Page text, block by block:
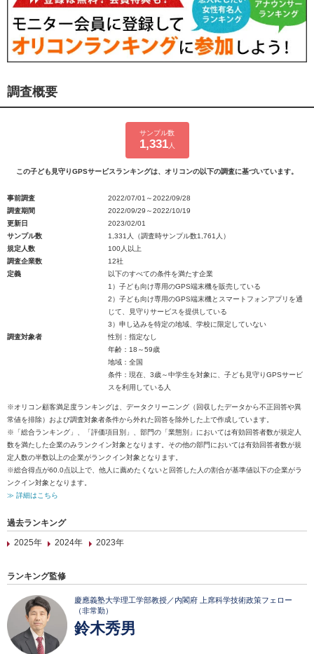
調査概要
サンプル数
1,331人
この子ども見守りGPSサービスランキングは、オリコンの以下の調査に基づいています。
事前調査
2022/07/01～2022/09/28
調査期間
2022/09/29～2022/10/19
更新日
2023/02/01
サンプル数
1,331人（調査時サンプル数1,761人）
規定人数
100人以上
調査企業数
12社
定義
以下のすべての条件を満たす企業
1）子ども向け専用のGPS端末機を販売している
2）子ども向け専用のGPS端末機とスマートフォンアプリを通
じて、見守りサービスを提供している
3）申し込みを特定の地域、学校に限定していない
調査対象者
性別：指定なし
年齢：18～59歳
地域：全国
条件：現在、3歳～中学生を対象に、子ども見守りGPSサービ
スを利用している人
※オリコン顧客満足度ランキングは、データクリーニング（回収したデータから不正回答や異
常値を排除）および調査対象者条件から外れた回答を除外した上で作成しています。
※「総合ランキング」、「評価項目別」、部門の「業態別」においては有効回答者数が規定人
数を満たした企業のみランクイン対象となります。その他の部門においては有効回答者数が規
定人数の半数以上の企業がランクイン対象となります。
※総合得点が60.0点以上で、他人に薦めたくないと回答した人の割合が基準値以下の企業がラ
ンクイン対象となります。
≫ 詳細はこちら
過去ランキング
2025年
2024年 2023年
ランキング監修
慶應義塾大学理工学部教授／内閣府 上席科学技術政策フェロー
（非常勤）
鈴木秀男